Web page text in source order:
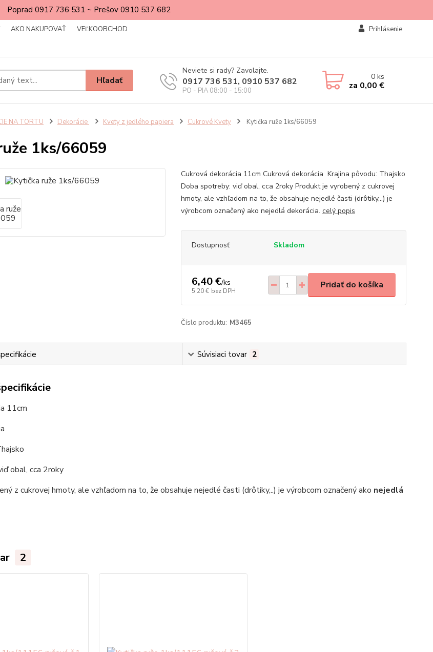
Poprad 0917 736 531 ~ Prešov 0910 537 682
AKO NAKUPOVAŤ
VEĽKOOBCHOD
Prihlásenie
Hľadať
Neviete si rady? Zavolajte.
0917 736 531, 0910 537 682
PO - PIA 08:00 - 15:00
0ks
za 0,00 €
NA TORTU Dekorácie Kvety z jedlého papiera Cukrové Kvety Kytička ruže 1ks/66059
1ks/66059
Cukrová dekorácia 11cm Cukrová dekorácia Krajina pôvodu: Thajsko
Doba spotreby: viď obal, cca 2roky Produkt je vyrobený z cukrovej
hmoty, ale vzhľadom na to, že obsahuje nejedlé časti (drôtiky,..) je
výrobcom označený ako nejedlá dekorácia. celý popis
Dostupnosť Skladom
6,40 €/ks
5,20 € bez DPH
Pridať do košíka
Číslo produktu: M3465
Súvisiaci tovar 2
11cm
obal, cca 2roky
z cukrovej hmoty, ale vzhľadom na to, že obsahuje nejedlé časti (drôtiky,..) je výrobcom označený ako nejedlá
2